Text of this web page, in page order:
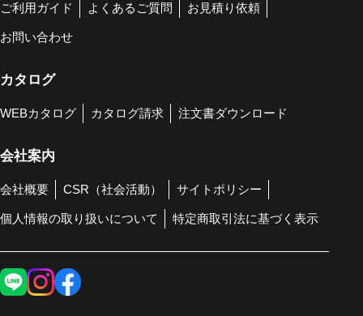
ご利用ガイド よくあるご質問 お見積り依頼
お問い合わせ
カタログ
WEBカタログ カタログ請求 注文書ダウンロード
会社案内
会社概要 CSR（社会活動） サイトポリシー
個人情報の取り扱いについて 特定商取引法に基づく表示